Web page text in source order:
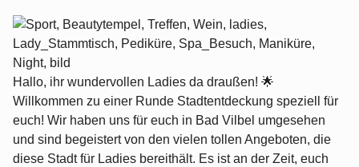
Hallo, ihr wundervollen Ladies da draußen! 🌟
Willkommen zu einer Runde Stadtentdeckung speziell für
euch! Wir haben uns für euch in Bad Vilbel umgesehen
und sind begeistert von den vielen tollen Angeboten, die
diese Stadt für Ladies bereithält. Es ist an der Zeit, euch